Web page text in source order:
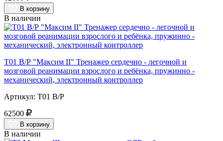
В корзину
В наличии
Т01 В/Р "Максим II" Тренажер сердечно - легочной и
мозговой реанимации взрослого и ребёнка, пружинно -
механический, электронный контроллер
Артикул: Т01 В/Р
62500
В корзину
В наличии